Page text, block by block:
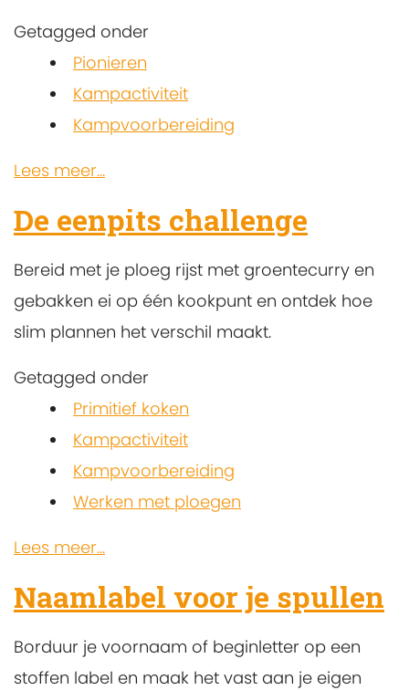
Getagged onder
Pionieren
Kampactiviteit
Kampvoorbereiding
Lees meer...
De eenpits challenge
Bereid met je ploeg rijst met groentecurry en
gebakken ei op één kookpunt en ontdek hoe
slim plannen het verschil maakt.
Getagged onder
Primitief koken
Kampactiviteit
Kampvoorbereiding
Werken met ploegen
Lees meer...
Naamlabel voor je spullen
Borduur je voornaam of beginletter op een
stoffen label en maak het vast aan je eigen